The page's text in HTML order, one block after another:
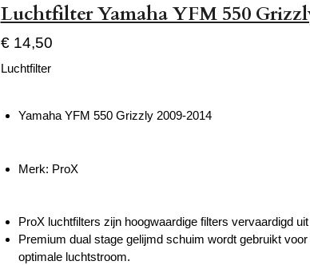
Luchtfilter Yamaha YFM 550
€ 14,50
Luchtfilter
Yamaha YFM 550 Grizzly 2009-2014
Merk: ProX
ProX luchtfilters zijn hoogwaardige filters vervaardigd
Premium dual stage gelijmd schuim wordt gebruikt
optimale luchtstroom.